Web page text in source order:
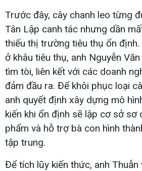
Trước đây, cây chanh leo từng
Tân Lập canh tác nhưng dần
thiếu thị trường tiêu thụ ổn định.
ở khâu tiêu thụ, anh Nguyễn
tìm tòi, liên kết với các doanh
đảm đầu ra. Để khôi phục loại
anh quyết định xây dựng mô
kiến khi ổn định sẽ lập cơ sở sơ
phẩm và hỗ trợ bà con hình
tập trung.
Để tích lũy kiến thức, anh